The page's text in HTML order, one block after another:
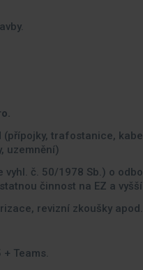
trafostanice,
uzemnění)
vyhl. č. 50/1978 Sb.) o
činnost na EZ a
revizní zkoušky
Teams.